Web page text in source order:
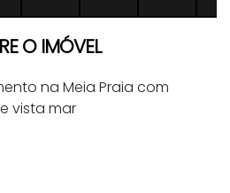
O IMÓVEL
na Meia Praia com
vista mar